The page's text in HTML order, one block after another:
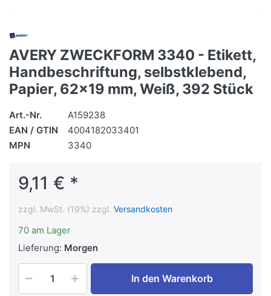
AVERY ZWECKFORM 3340 - Etikett,
Handbeschriftung, selbstklebend,
Papier, 62x19 mm, Weiß, 392 Stück
Art.-Nr.
A159238
EAN / GTIN
4004182033401
MPN
3340
9,11 € *
zzgl. MwSt. (19%) zzgl. Versandkosten
70 am Lager
Lieferung: Morgen
In den Warenkorb